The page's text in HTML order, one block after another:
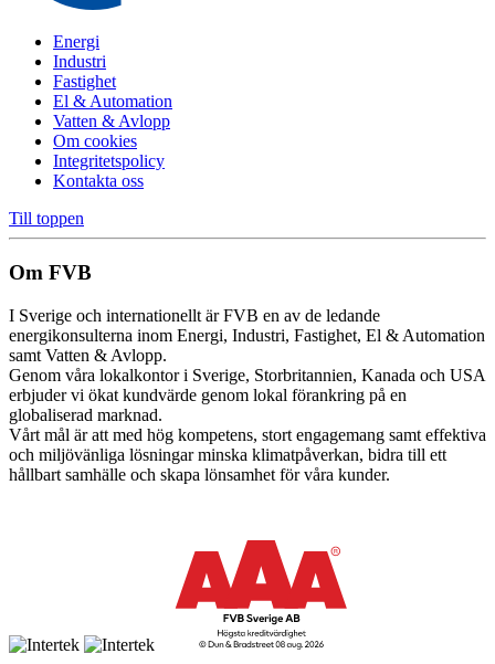
Energi
Industri
Fastighet
El & Automation
Vatten & Avlopp
Om cookies
Integritetspolicy
Kontakta oss
Till toppen
Om FVB
I Sverige och internationellt är FVB en av de ledande
energikonsulterna inom Energi, Industri, Fastighet, El & Automation
samt Vatten & Avlopp.
Genom våra lokalkontor i Sverige, Storbritannien, Kanada och USA
erbjuder vi ökat kundvärde genom lokal förankring på en
globaliserad marknad.
Vårt mål är att med hög kompetens, stort engagemang samt effektiva
och miljövänliga lösningar minska klimatpåverkan, bidra till ett
hållbart samhälle och skapa lönsamhet för våra kunder.